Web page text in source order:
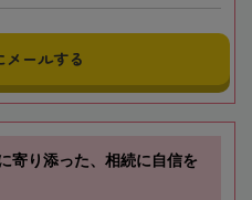
メールする
寄り添った、相続に自信を